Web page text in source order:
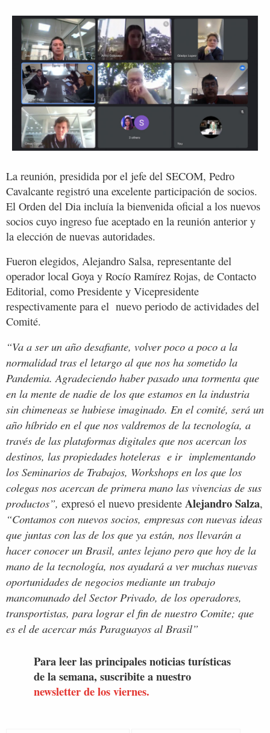
La reunión, presidida por el jefe del SECOM, Pedro
Cavalcante registró una excelente participación de socios.
El Orden del Dia incluía la bienvenida oficial a los nuevos
socios cuyo ingreso fue aceptado en la reunión anterior y
la elección de nuevas autoridades.
Fueron elegidos, Alejandro Salsa, representante del
operador local Goya y Rocío Ramírez Rojas, de Contacto
Editorial, como Presidente y Vicepresidente
respectivamente para el nuevo periodo de actividades del
Comité.
“Va a ser un año desafiante, volver poco a poco a la
normalidad tras el letargo al que nos ha sometido la
Pandemia. Agradeciendo haber pasado una tormenta que
en la mente de nadie de los que estamos en la industria
sin chimeneas se hubiese imaginado. En el comité, será un
año híbrido en el que nos valdremos de la tecnología, a
través de las plataformas digitales que nos acercan los
destinos, las propiedades hoteleras e ir implementando
los Seminarios de Trabajos, Workshops en los que los
colegas nos acercan de primera mano las vivencias de sus
productos”, expresó el nuevo presidente Alejandro Salza,
“Contamos con nuevos socios, empresas con nuevas ideas
que juntas con las de los que ya están, nos llevarán a
hacer conocer un Brasil, antes lejano pero que hoy de la
mano de la tecnología, nos ayudará a ver muchas nuevas
oportunidades de negocios mediante un trabajo
mancomunado del Sector Privado, de los operadores,
transportistas, para lograr el fin de nuestro Comite; que
es el de acercar más Paraguayos al Brasil”
Para leer las principales noticias turísticas
de la semana, suscribite a nuestro
newsletter de los viernes.